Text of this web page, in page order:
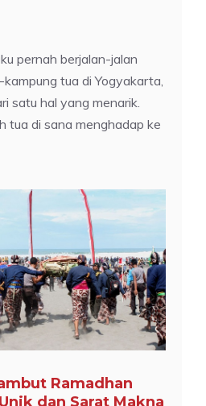
pernah berjalan-jalan
tua di Yogyakarta,
satu hal yang menarik.
tua di sana menghadap ke
Ramadhan
dan Sarat Makna